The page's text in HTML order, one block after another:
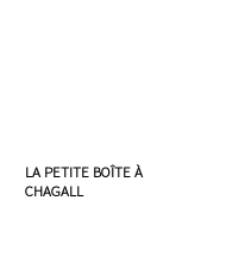
LA PETITE BOÎTE À
CHAGALL